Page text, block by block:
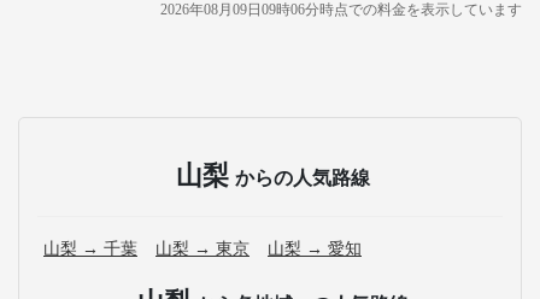
2026年08月09日09時06分時点での料金を表示しています
山梨 からの人気路線
山梨 → 千葉 山梨 → 東京 山梨 → 愛知